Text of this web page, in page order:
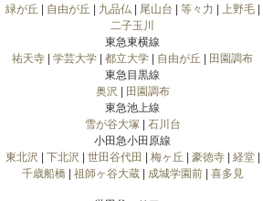
緑が丘
自由が丘 九品仏| 尾山台 等々力 上野毛|
二子玉川
東急東横線
祐天寺
学芸大学 都立大学 自由が丘
田園調布
東急目黒線
奥沢
田園調布
東急池上線
雪が谷大塚| 石川台
小田急小田原線
東北沢
下北沢 世田谷代田 梅ヶ丘 豪徳寺| 経堂|
千歳船橋| 祖師ヶ谷大蔵| 成城学園前| 喜多見